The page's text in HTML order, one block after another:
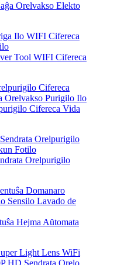
Orelvakso Elekto
Tool WIFI Cifereca
Cifereca Vida
Orelpurigilo
Hejma Aŭtomata